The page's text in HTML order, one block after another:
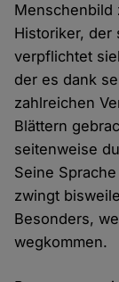
Menschenbild
Historiker, der
verpflichtet
der es dank
zahlreichen
Blättern
seitenweise
Seine
zwingt
Besonders,
wegkommen.